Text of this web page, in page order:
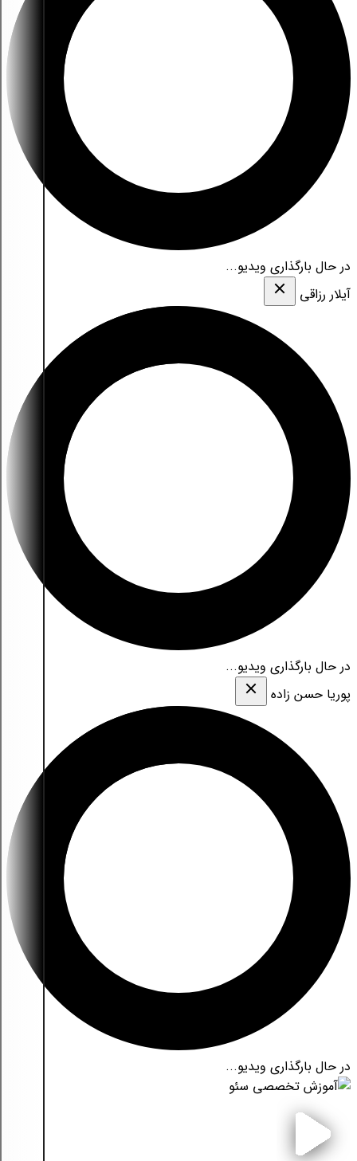
در حال بارگذاری ویدیو...
آیلار رزاقی
در حال بارگذاری ویدیو...
پوریا حسن زاده
در حال بارگذاری ویدیو...